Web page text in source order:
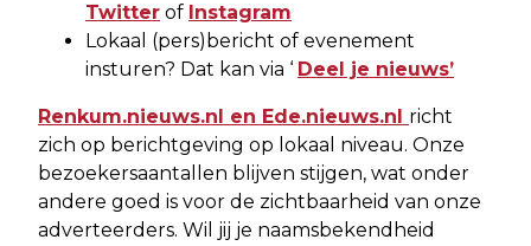
Twitter of Instagram
Lokaal (pers)bericht of evenement
insturen? Dat kan via ‘ Deel je nieuws’
Renkum.nieuws.nl en Ede.nieuws.nl richt
zich op berichtgeving op lokaal niveau. Onze
bezoekersaantallen blijven stijgen, wat onder
andere goed is voor de zichtbaarheid van onze
adverteerders. Wil jij je naamsbekendheid